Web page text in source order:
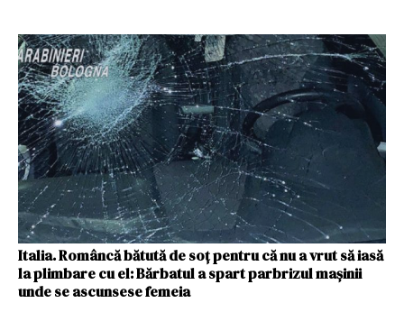
Italia. Româncă bătută de soț pentru că nu a vrut să iasă
la plimbare cu el: Bărbatul a spart parbrizul mașinii
unde se ascunsese femeia